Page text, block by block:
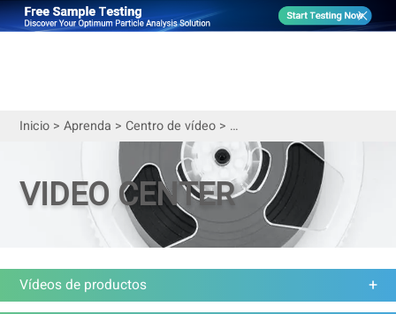
Inicio> Aprenda > Centro de vídeo> Vídeos de divulgación
VIDEO CENTER
Vídeos de productos